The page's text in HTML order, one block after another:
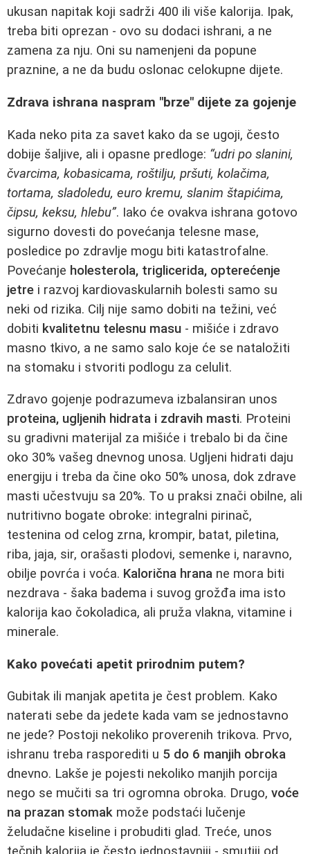
ukusan napitak koji sadrži 400 ili više kalorija. Ipak,
treba biti oprezan - ovo su dodaci ishrani, a ne
zamena za nju. Oni su namenjeni da popune
praznine, a ne da budu oslonac celokupne dijete.
Zdrava ishrana naspram "brze" dijete za gojenje
Kada neko pita za savet kako da se ugoji, često
dobije šaljive, ali i opasne predloge: “udri po slanini,
čvarcima, kobasicama, roštilju, pršuti, kolačima,
tortama, sladoledu, euro kremu, slanim štapićima,
čipsu, keksu, hlebu”. Iako će ovakva ishrana gotovo
sigurno dovesti do povećanja telesne mase,
posledice po zdravlje mogu biti katastrofalne.
Povećanje holesterola, triglicerida, opterećenje
jetre i razvoj kardiovaskularnih bolesti samo su
neki od rizika. Cilj nije samo dobiti na težini, već
dobiti kvalitetnu telesnu masu - mišiće i zdravo
masno tkivo, a ne samo salo koje će se nataložiti
na stomaku i stvoriti podlogu za celulit.
Zdravo gojenje podrazumeva izbalansiran unos
proteina, ugljenih hidrata i zdravih masti. Proteini
su gradivni materijal za mišiće i trebalo bi da čine
oko 30% vašeg dnevnog unosa. Ugljeni hidrati daju
energiju i treba da čine oko 50% unosa, dok zdrave
masti učestvuju sa 20%. To u praksi znači obilne, ali
nutritivno bogate obroke: integralni pirinač,
testenina od celog zrna, krompir, batat, piletina,
riba, jaja, sir, orašasti plodovi, semenke i, naravno,
obilje povrća i voća. Kalorična hrana ne mora biti
nezdrava - šaka badema i suvog grožđa ima isto
kalorija kao čokoladica, ali pruža vlakna, vitamine i
minerale.
Kako povećati apetit prirodnim putem?
Gubitak ili manjak apetita je čest problem. Kako
naterati sebe da jedete kada vam se jednostavno
ne jede? Postoji nekoliko proverenih trikova. Prvo,
ishranu treba rasporediti u 5 do 6 manjih obroka
dnevno. Lakše je pojesti nekoliko manjih porcija
nego se mučiti sa tri ogromna obroka. Drugo, voće
na prazan stomak može podstaći lučenje
želudačne kiseline i probuditi glad. Treće, unos